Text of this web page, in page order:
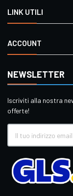
LINK UTILI
ACCOUNT
NEWSLETTER
Iscriviti alla nostra
offerte!